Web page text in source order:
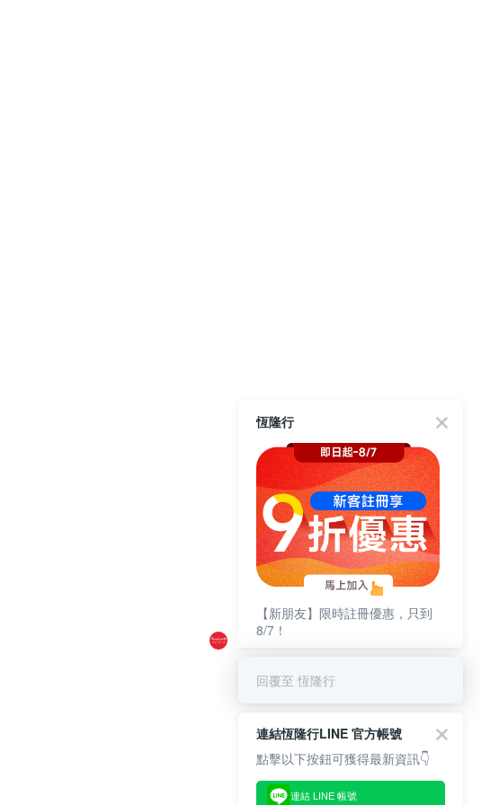
恆隆行
【新朋友】限時註冊優惠，只到
8/7！
回覆至 恆隆行
連結恆隆行LINE 官方帳號
點擊以下按鈕可獲得最新資訊👇
連結 LINE 帳號